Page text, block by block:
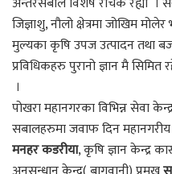
जिज्ञाशु, नौलो क्षेत्रमा जोखिम
मुल्यका कृषि उपज उत्पादन तथा
प्रविधिकहरु पुरानो ज्ञान मै सिमित
।
पोखरा महानगरका विभिन्न सेवा
सबालहरुमा जवाफ दिन
मनहर कडरीया, कृषि ज्ञान केन्द्र